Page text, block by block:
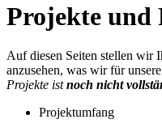
Projekte und
Auf diesen Seiten stellen wir
anzusehen, was wir für
Projekte istnoch nicht
Projektumfang